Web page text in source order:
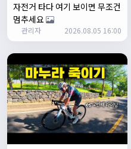
잔차나라 화이팅!!
관리자10:15:31
감사합니다 파이팅!!!!
2/
서준22:03:11
저 첫 로드로 힉스 바버비 살려
2/
자출조아15:14:23
시즌온 하신 분들 모두 안라하
자전거 타다 여기 보이면 무조건
멈추세요
관리자 2026.08.05 16:00